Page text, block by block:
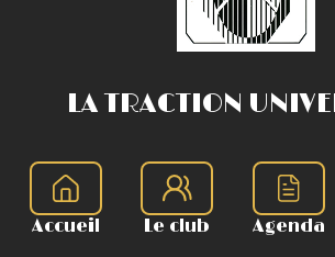
LA TRACTION
Accueil Le club Agenda